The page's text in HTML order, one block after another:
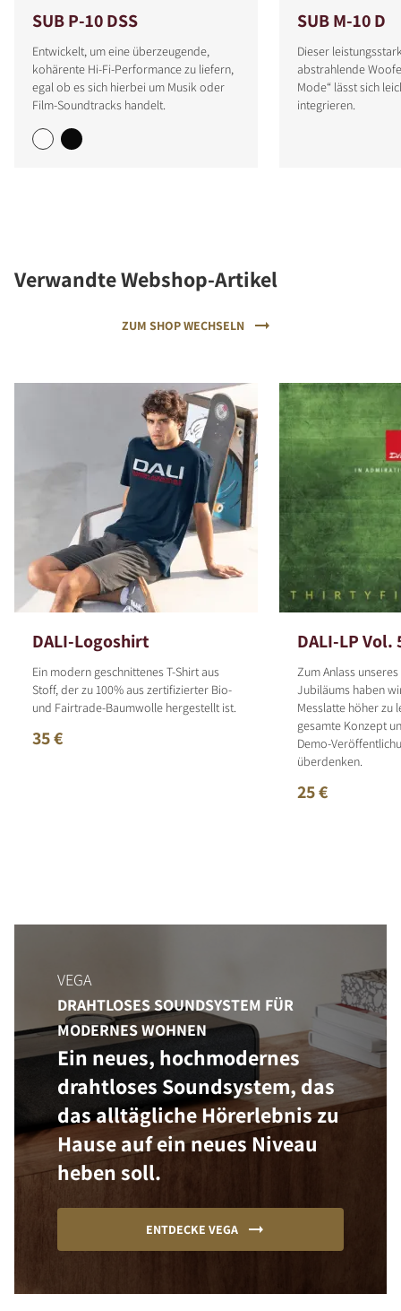
SUB P-10 DSS
Entwickelt, um eine überzeugende,
kohärente Hi-Fi-Performance zu liefern,
egal ob es sich hierbei um Musik oder
Film-Soundtracks handelt.
SUB M-10 D
Dieser
abstrahlende
Mode“ lässt sich
integrieren.
Verwandte Webshop-Artikel
ZUM SHOP WECHSELN
DALI-Logoshirt
Ein modern geschnittenes T-Shirt aus
Stoff, der zu 100% aus zertifizierter Bio-
und Fairtrade-Baumwolle hergestellt ist.
35 €
DALI-LP Vol.
Zum Anlass
Jubiläums haben
Messlatte höher zu
gesamte Konzept
Demo-
überdenken.
25 €
VEGA
DRAHTLOSES SOUNDSYSTEM FÜR
MODERNES WOHNEN
Ein neues, hochmodernes
drahtloses Soundsystem, das
das alltägliche Hörerlebnis zu
Hause auf ein neues Niveau
heben soll.
ENTDECKE VEGA